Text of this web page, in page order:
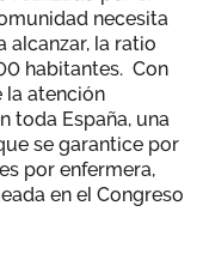
necesita
alcanzar, la ratio
habitantes. Con
la atención
toda España, una
se garantice por
por enfermera,
en el Congreso